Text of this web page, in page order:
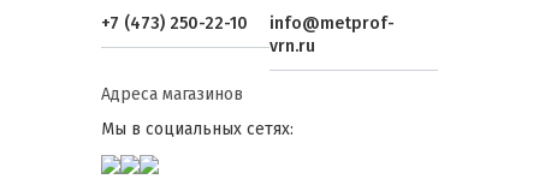
+7 (473) 250-22-10
info@metprof-
vrn.ru
Адреса магазинов
Мы в социальных сетях: